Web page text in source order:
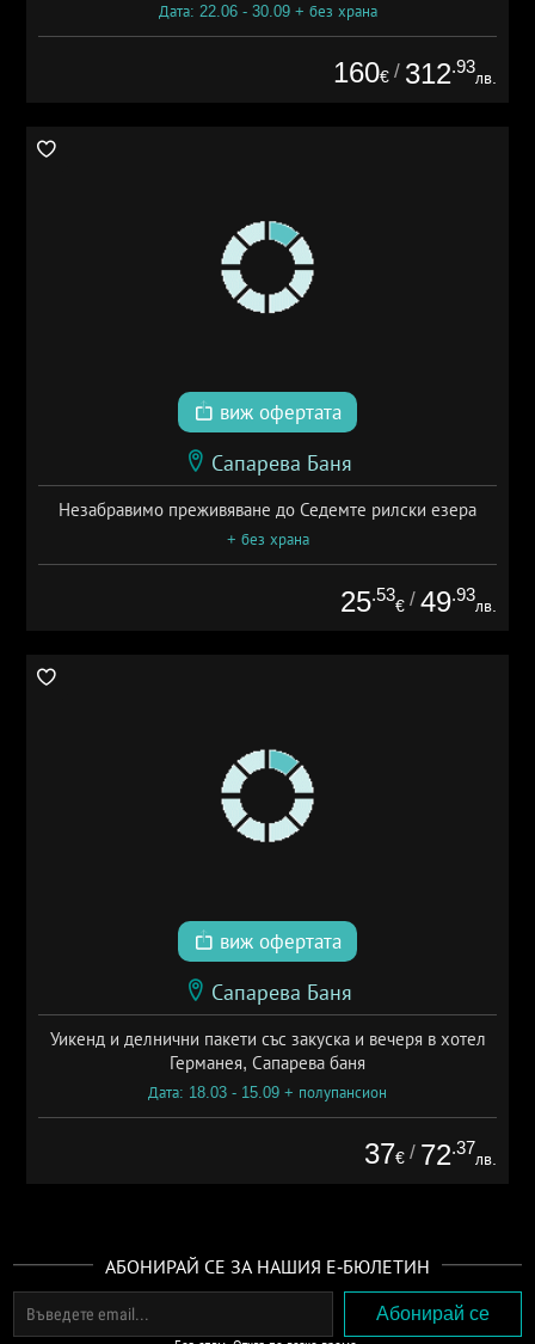
Дата: 22.06 - 30.09 + без храна
160€ / 312.93
лв.
виж офертата
Сапарева Баня
Незабравимо преживяване до Седемте рилски езера
+ без храна
25.53
€ / 49.93
лв.
виж офертата
Сапарева Баня
Уикенд и делнични пакети със закуска и вечеря в хотел
Германея, Сапарева баня
Дата: 18.03 - 15.09 + полупансион
37€ / 72.37
лв.
АБОНИРАЙ СЕ ЗА НАШИЯ Е-БЮЛЕТИН